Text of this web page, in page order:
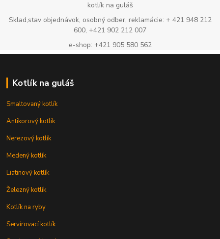
kotlík na guláš
Sklad,stav objednávok, osobný odber, reklamácie: + 421 948 212
600, +421 902 212 007
e-shop: +421 905 580 562
Kotlík na guláš
Smaltovaný kotlík
Antikorový kotlík
Nerezový kotlík
Medený kotlík
Liatinový kotlík
Železný kotlík
Kotlík na ryby
Servírovací kotlík